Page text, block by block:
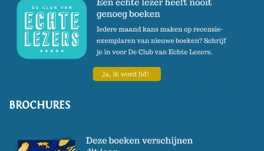
BROCHURES